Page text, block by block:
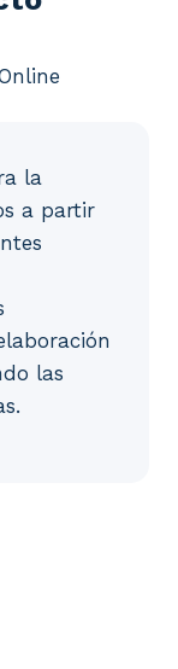
la
a partir
las